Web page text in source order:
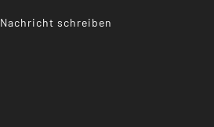
Nachricht schreiben